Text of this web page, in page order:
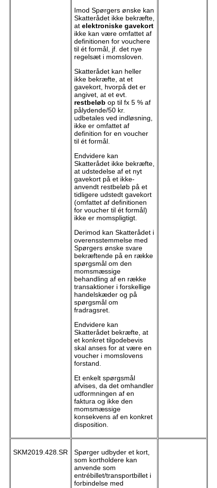
Imod Spørgers ønske kan
Skatterådet ikke bekræfte,
at elektroniske gavekort
ikke kan være omfattet af
definitionen for vouchere
til ét formål, jf. det nye
regelsæt i momsloven.
Skatterådet kan heller
ikke bekræfte, at et
gavekort, hvorpå det er
angivet, at et evt.
restbeløb op til fx 5 % af
pålydende/50 kr.
udbetales ved indløsning,
ikke er omfattet af
definition for en voucher
til ét formål.
Endvidere kan
Skatterådet ikke bekræfte,
at udstedelse af et nyt
gavekort på et ikke-
anvendt restbeløb på et
tidligere udstedt gavekort
(omfattet af definitionen
for voucher til ét formål)
ikke er momspligtigt.
Derimod kan Skatterådet i
overensstemmelse med
Spørgers ønske svare
bekræftende på en række
spørgsmål om den
momsmæssige
behandling af en række
transaktioner i forskellige
handelskæder og på
spørgsmål om
fradragsret.
Endvidere kan
Skatterådet bekræfte, at
et konkret tilgodebevis
skal anses for at være en
voucher i momslovens
forstand.
Et enkelt spørgsmål
afvises, da det omhandler
udformningen af en
faktura og ikke den
momsmæssige
konsekvens af en konkret
disposition.
SKM2019.428.SR
Spørger udbyder et kort,
som kortholdere kan
anvende som
entrébillet/transportbillet i
forbindelse med